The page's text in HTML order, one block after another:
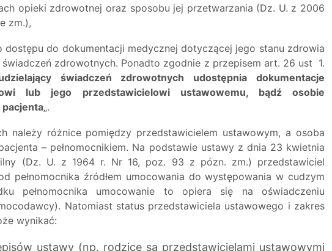
opieki zdrowotnej oraz sposobu jej przetwarzania (Dz. U. z 2006
zm.),
dostępu do dokumentacji medycznej dotyczącej jego stanu zdrowia
zdrowotnych. Ponadto zgodnie z przepisem art. 26 ust 1.
świadczeń zdrowotnych udostępnia dokumentacje
lub jego przedstawicielowi ustawowemu, bądź osobie
„.
należy różnice pomiędzy przedstawicielem ustawowym, a osoba
– pełnomocnikiem. Na podstawie ustawy z dnia 23 kwietnia
(Dz. U. z 1964 r. Nr 16, poz. 93 z pózn. zm.) przedstawiciel
pełnomocnika źródłem umocowania do występowania w cudzym
pełnomocnika umocowanie to opiera się na oświadczeniu
Natomiast status przedstawiciela ustawowego i zakres
wynikać:
ustawy (np. rodzice są przedstawicielami ustawowymi